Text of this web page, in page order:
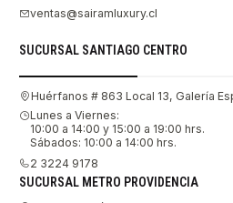
ventas@sairamluxury.cl
SUCURSAL SANTIAGO CENTRO
Huérfanos # 863 Local 13, Galería
Lunes a Viernes:
10:00 a 14:00 y 15:00 a 19:00 hrs.
Sábados: 10:00 a 14:00 hrs.
2 3224 9178
SUCURSAL METRO PROVIDENCIA